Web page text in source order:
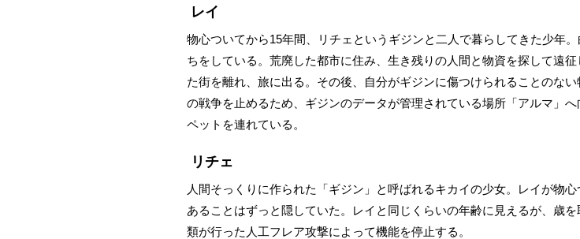
レイ
物心ついてから15年間、リチェというギジンと二人で暮らしてきた少年
ちをしている。荒廃した都市に住み、生き残りの人間と物資を探して遠
た街を離れ、旅に出る。その後、自分がギジンに傷つけられることのな
の戦争を止めるため、ギジンのデータが管理されている場所「アルマ」
ペットを連れている。
リチェ
人間そっくりに作られた「ギジン」と呼ばれるキカイの少女。レイが物
あることはずっと隠していた。レイと同じくらいの年齢に見えるが、歳
類が行った人工フレア攻撃によって機能を停止する。